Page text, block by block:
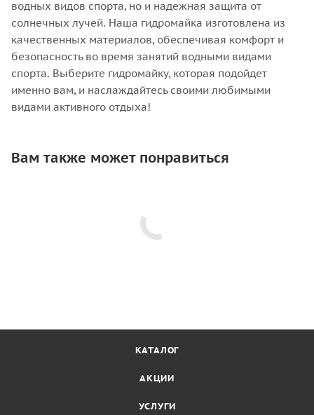
водных видов спорта, но и надежная защита от
солнечных лучей. Наша гидромайка изготовлена из
качественных материалов, обеспечивая комфорт и
безопасность во время занятий водными видами
спорта. Выберите гидромайку, которая подойдет
именно вам, и наслаждайтесь своими любимыми
видами активного отдыха!
Вам также может понравиться
КАТАЛОГ
АКЦИИ
УСЛУГИ